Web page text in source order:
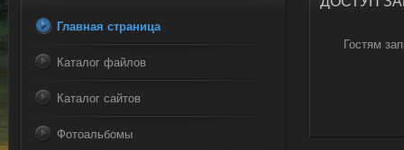
Гостям
Главная страница
Каталог файлов
Каталог сайтов
Фотоальбомы